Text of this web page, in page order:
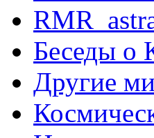
Беседы о
Другие